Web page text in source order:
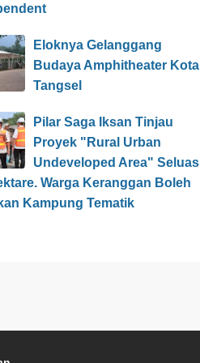
Eloknya Gelanggang
Budaya Amphitheater Kota
Tangsel
Pilar Saga Iksan Tinjau
Proyek "Rural Urban
Undeveloped Area" Seluas
Warga Keranggan Boleh
Kampung Tematik